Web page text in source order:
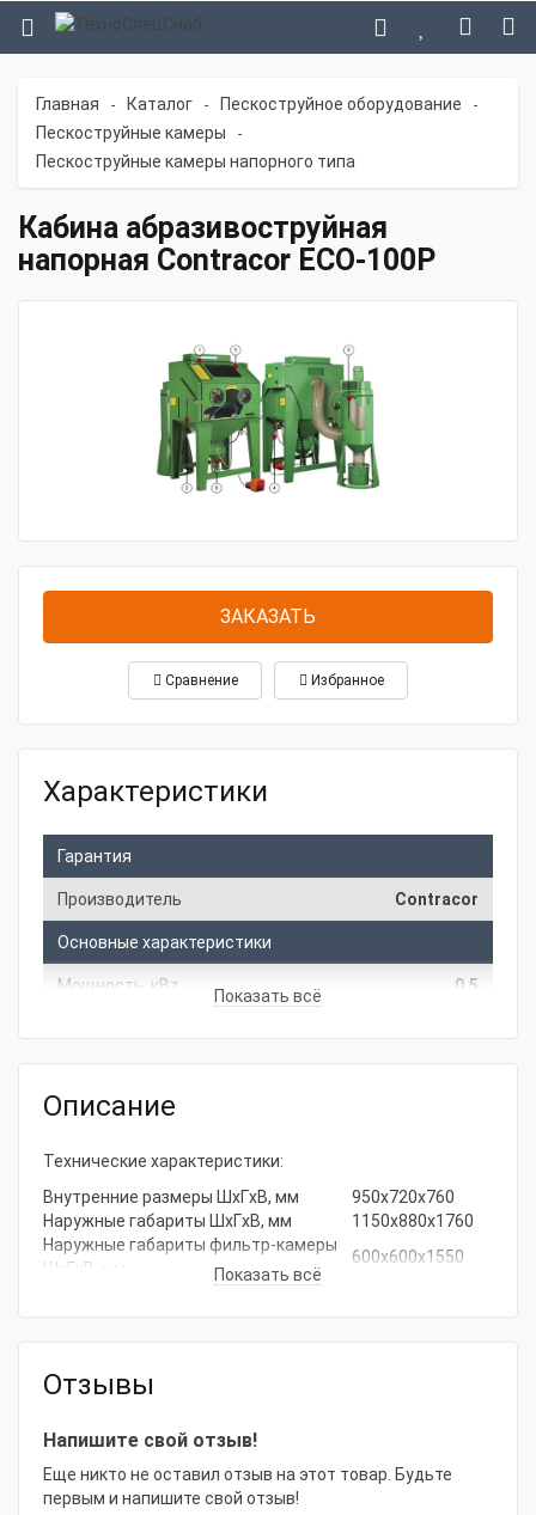
Главная - Каталог - Пескоструйное оборудование -
Пескоструйные камеры -
Пескоструйные камеры напорного типа
Кабина абразивоструйная
напорная Contracor ECO-100P
ЗАКАЗАТЬ
Сравнение Избранное
Характеристики
Гарантия
Производитель Contracor
Основные характеристики
Мощность, кВт 0.5
Модель товара
Габаритные размеры и вес
Габариты, мм 1150x880x1760
Показать всё
Описание
Технические характеристики:
Внутренние размеры ШxГxВ, мм
950x720x760
Наружные габариты ШxГxВ, мм
1150x880x1760
Наружные габариты фильтр-камеры
ШxГxВ, мм
600x600x1550
Импульсная очистка фильтрующего
Показать всё
Отзывы
Напишите свой отзыв!
Еще никто не оставил отзыв на этот товар. Будьте
первым и напишите свой отзыв!